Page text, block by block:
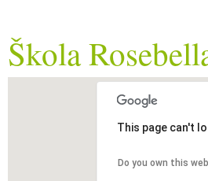
Škola
This page can't
Do you own this